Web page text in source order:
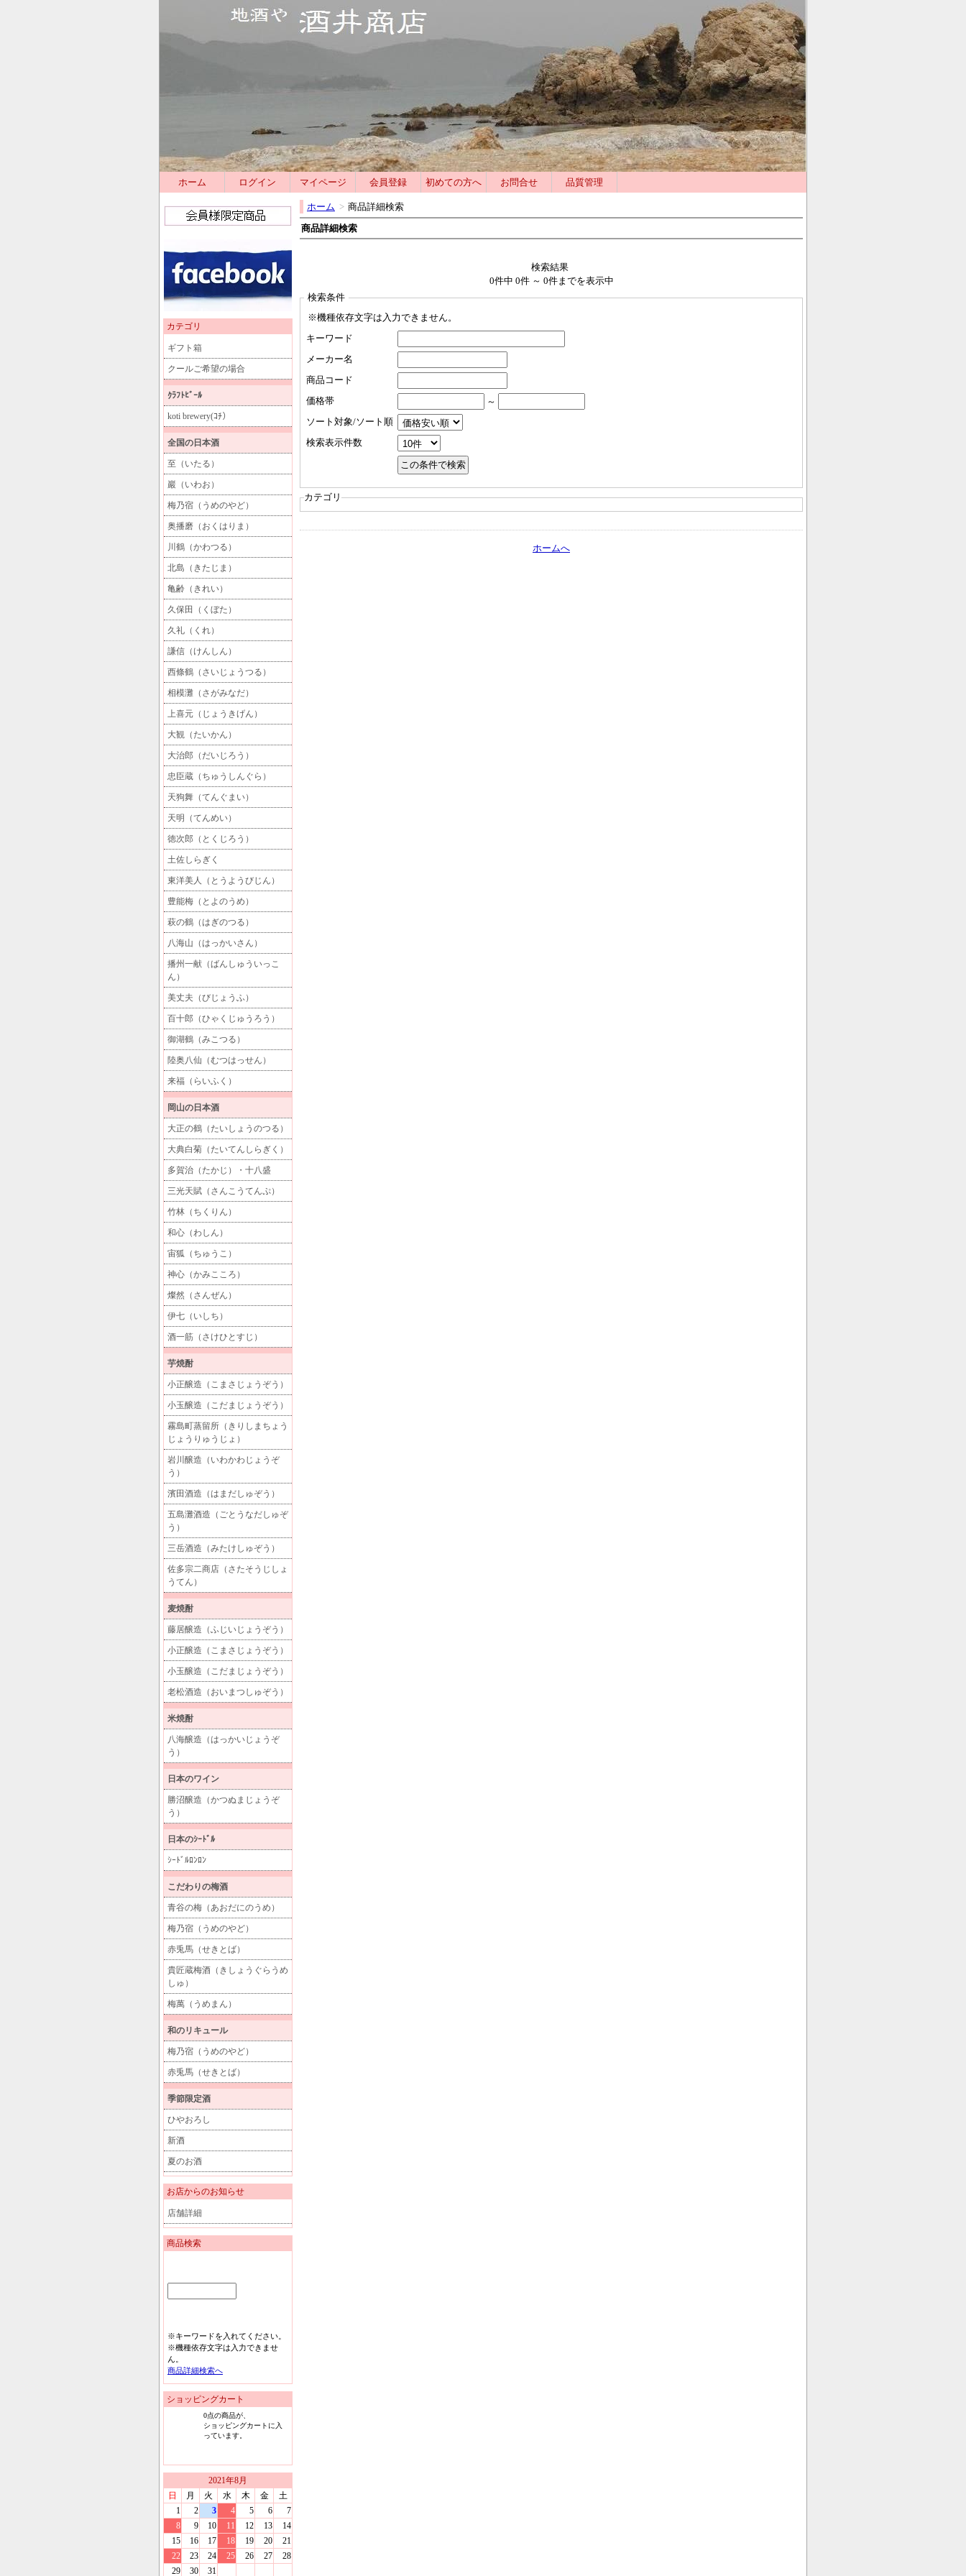
ホーム ログイン マイページ 会員登録 初めての方へ お問合せ 品質管理
ホーム > 商品詳細検索
商品詳細検索
検索結果
0件中 0件 ～ 0件までを表示中
検索条件
※機種依存文字は入力できません。
キーワード
メーカー名
商品コード
価格帯
～
ソート対象/ソート順
検索表示件数
カテゴリ
ホームへ
カテゴリ
ギフト箱
クールご希望の場合
ｸﾗﾌﾄﾋﾞｰﾙ
koti brewery(ｺﾁ）
全国の日本酒
至（いたる）
巖（いわお）
梅乃宿（うめのやど）
奥播磨（おくはりま）
川鶴（かわつる）
北島（きたじま）
亀齢（きれい）
久保田（くぼた）
久礼（くれ）
謙信（けんしん）
西條鶴（さいじょうつる）
相模灘（さがみなだ）
上喜元（じょうきげん）
大観（たいかん）
大治郎（だいじろう）
忠臣蔵（ちゅうしんぐら）
天狗舞（てんぐまい）
天明（てんめい）
徳次郎（とくじろう）
土佐しらぎく
東洋美人（とうようびじん）
豊能梅（とよのうめ）
萩の鶴（はぎのつる）
八海山（はっかいさん）
播州一献（ばんしゅういっこ
ん）
美丈夫（びじょうふ）
百十郎（ひゃくじゅうろう）
御湖鶴（みこつる）
陸奥八仙（むつはっせん）
来福（らいふく）
岡山の日本酒
大正の鶴（たいしょうのつる）
大典白菊（たいてんしらぎく）
多賀治（たかじ）・十八盛
三光天賦（さんこうてんぷ）
竹林（ちくりん）
和心（わしん）
宙狐（ちゅうこ）
神心（かみこころ）
燦然（さんぜん）
伊七（いしち）
酒一筋（さけひとすじ）
芋焼酎
小正醸造（こまさじょうぞう）
小玉醸造（こだまじょうぞう）
霧島町蒸留所（きりしまちょう
じょうりゅうじょ）
岩川醸造（いわかわじょうぞ
う）
濱田酒造（はまだしゅぞう）
五島灘酒造（ごとうなだしゅぞ
う）
三岳酒造（みたけしゅぞう）
佐多宗二商店（さたそうじしょ
うてん）
麦焼酎
藤居醸造（ふじいじょうぞう）
小正醸造（こまさじょうぞう）
小玉醸造（こだまじょうぞう）
老松酒造（おいまつしゅぞう）
米焼酎
八海醸造（はっかいじょうぞ
う）
日本のワイン
勝沼醸造（かつぬまじょうぞ
う）
日本のｼｰﾄﾞﾙ
ｼｰﾄﾞﾙﾛﾝﾛﾝ
こだわりの梅酒
青谷の梅（あおだにのうめ）
梅乃宿（うめのやど）
赤兎馬（せきとば）
貴匠蔵梅酒（きしょうぐらうめ
しゅ）
梅萬（うめまん）
和のリキュール
梅乃宿（うめのやど）
赤兎馬（せきとば）
季節限定酒
ひやおろし
新酒
夏のお酒
お店からのお知らせ
店舗詳細
商品検索
※キーワードを入れてください。
※機種依存文字は入力できませ
ん。
商品詳細検索へ
ショッピングカート
0点の商品が、
ショッピングカートに入
っています。
2021年8月
日
月 火 水 木 金
土
1
2 3 4 5 6
7
8
9 10 11 12 13
14
15
16 17 18 19 20
21
22
23 24 25 26 27
28
29
30 31